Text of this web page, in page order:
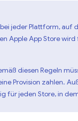
jeder Plattform, auf
Apple App Store wird
diesen Regeln
Provision zahlen.
für jeden Store, in